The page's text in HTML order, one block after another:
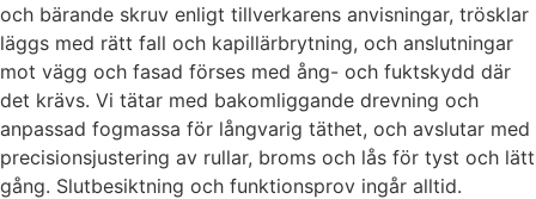
och bärande skruv enligt tillverkarens anvisningar, trösklar
läggs med rätt fall och kapillärbrytning, och anslutningar
mot vägg och fasad förses med ång- och fuktskydd där
det krävs. Vi tätar med bakomliggande drevning och
anpassad fogmassa för långvarig täthet, och avslutar med
precisionsjustering av rullar, broms och lås för tyst och lätt
gång. Slutbesiktning och funktionsprov ingår alltid.